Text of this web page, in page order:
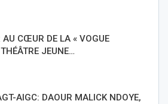
AU CŒUR DE LA « VOGUE
JEUNE…
AIGC: DAOUR MALICK NDOYE,